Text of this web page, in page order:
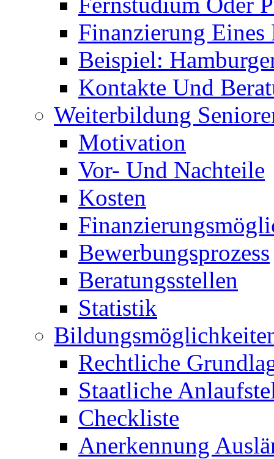
Finanzierung Eines
Beispiel:
Kontakte Und
Weiterbildung
Motivation
Vor- Und Nachteile
Kosten
Bewerbungsprozess
Beratungsstellen
Statistik
Rechtliche
Staatliche
Checkliste
Anerkennung